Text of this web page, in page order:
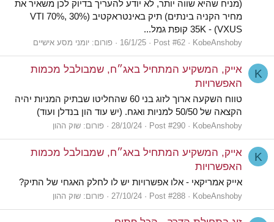
(מניח שהיא שווה יותר, לא יודע להעריך בדיוק לכן משאיר את
מחיר הקניה בינתים) תיק באינטראקטיב (30% VTI 70%,
VXUS) - 35K קופת גמל...
KobeAnshoby
Post #62
16/1/25 פורום: יומני מסע אישיים
K
אייק, המשקיע המתחיל באג״ח, שמבולבל מכמות
האפשרויות
טווח השקעה ארוך לזוג בני 60 שהחליטו שבתיק המניות יהיה
הקצאה של 50/50 למניות ואגח. (יש עוד הון בנדלן ועוד)
KobeAnshoby
Post #290
28/10/24 פורום: שוק ההון
K
אייק, המשקיע המתחיל באג״ח, שמבולבל מכמות
האפשרויות
אייק אמריקאי - אלו אפשרויות יש לו לחלק האגחי של התיק?
KobeAnshoby
Post #288
27/10/24 פורום: שוק ההון